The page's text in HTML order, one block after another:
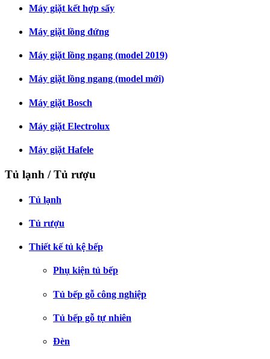
Máy giặt kết hợp sấy
Máy giặt lồng đứng
Máy giặt lồng ngang (model 2019)
Máy giặt lồng ngang (model mới)
Máy giặt Bosch
Máy giặt Electrolux
Máy giặt Hafele
Tủ lạnh / Tủ rượu
Tủ lạnh
Tủ rượu
Thiết kế tủ kệ bếp
Phụ kiện tủ bếp
Tủ bếp gỗ công nghiệp
Tủ bếp gỗ tự nhiên
Đèn